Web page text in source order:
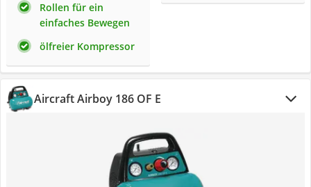
Rollen für ein
einfaches Bewegen
ölfreier Kompressor
Aircraft Airboy 186 OF E